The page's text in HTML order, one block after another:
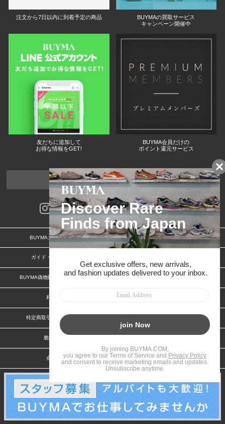
注文から7日以内に到着予定の商品
BUYMAの買取サービス
キャンペーン開催中
友だちに追加して
お得な情報をGET!
BUYMA会員だけの
ポイント還元サービス
ページトップへ
BUYMAスタートガイド 安心への取り組み
ガイド・お問い合わせ
BUYMA偽物販売防止の取り組み BUYMA CARD
利用規約
特定商取引法に関する表記
脆弱性報告
会社案内 スタッフ募集